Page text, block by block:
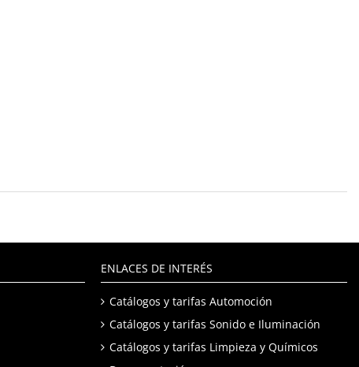
ENLACES DE INTERÉS
Catálogos y tarifas Automoción
Catálogos y tarifas Sonido e Iluminación
Catálogos y tarifas Limpieza y Químicos